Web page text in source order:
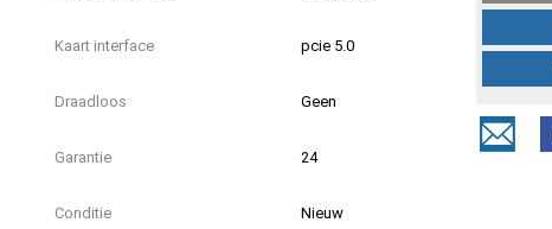
Kaart interface pcie 5.0
Draadloos Geen
Garantie 24
Conditie Nieuw